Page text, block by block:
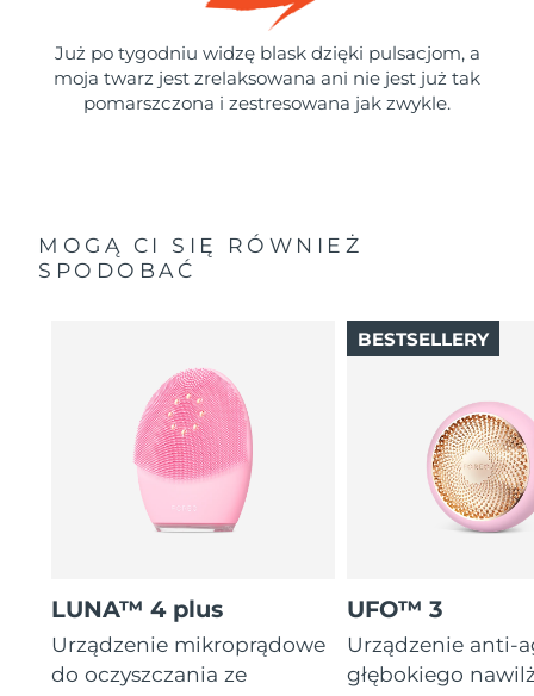
Już po tygodniu widzę blask dzięki pulsacjom, a
moja twarz jest zrelaksowana ani nie jest już tak
pomarszczona i zestresowana jak zwykle.
MOGĄ CI SIĘ RÓWNIEŻ
SPODOBAĆ
LUNA™ 4 plus
Urządzenie mikroprądowe
do oczyszczania ze
UFO™ 3
Urządzenie anti-
głębokiego
BESTSELLERY